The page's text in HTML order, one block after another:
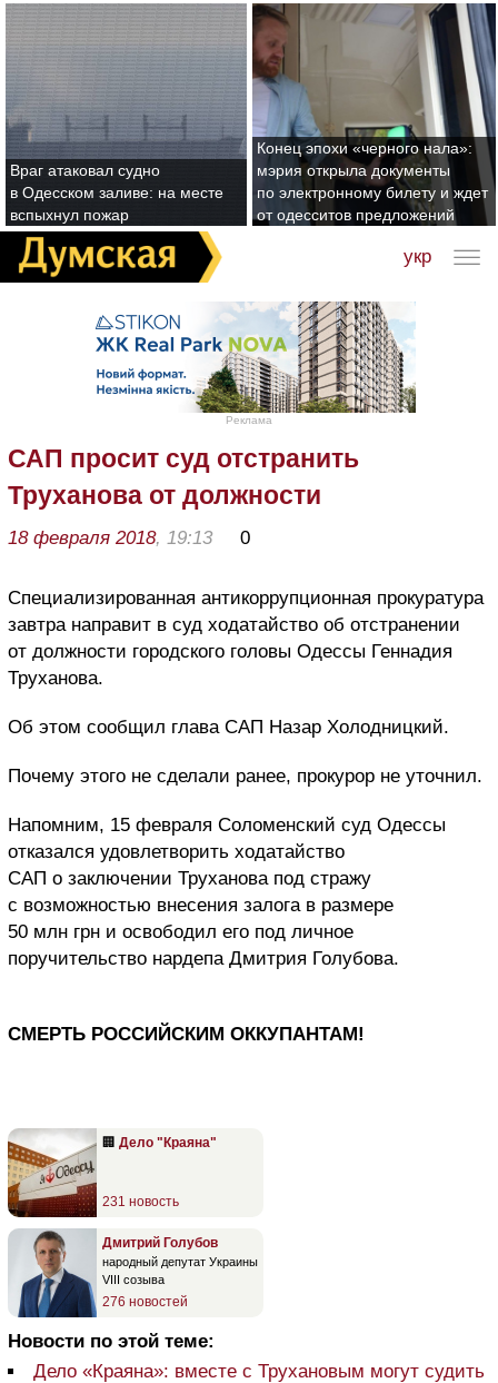
Враг атаковал судно
в Одесском заливе: на месте
вспыхнул пожар
Конец эпохи «черного нала»:
мэрия открыла документы
по электронному билету и ждет
от одесситов предложений
укр
Реклама
САП просит суд отстранить
Труханова от должности
18 февраля 2018, 19:13 0
Специализированная антикоррупционная прокуратура
завтра направит в суд ходатайство об отстранении
от должности городского головы Одессы Геннадия
Труханова.
Об этом сообщил глава САП Назар Холодницкий.
Почему этого не сделали ранее, прокурор не уточнил.
Напомним, 15 февраля Соломенский суд Одессы
отказался удовлетворить ходатайство
САП о заключении Труханова под стражу
с возможностью внесения залога в размере
50 млн грн и освободил его под личное
поручительство нардепа Дмитрия Голубова.
СМЕРТЬ РОССИЙСКИМ ОККУПАНТАМ!
🏢 Дело "Краяна"
231 новость
Дмитрий Голубов
народный депутат Украины
VIII созыва
276 новостей
Новости по этой теме:
Дело «Краяна»: вместе с Трухановым могут судить